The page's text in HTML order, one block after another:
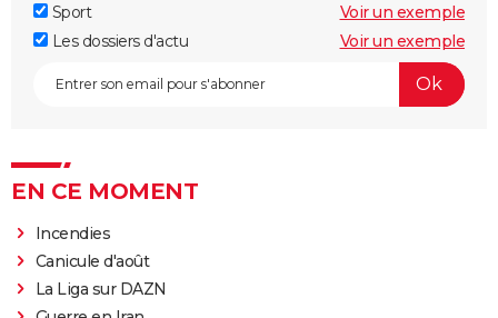
Sport
Voir un exemple
Les dossiers d'actu
Voir un exemple
EN CE MOMENT
Incendies
Canicule d'août
La Liga sur DAZN